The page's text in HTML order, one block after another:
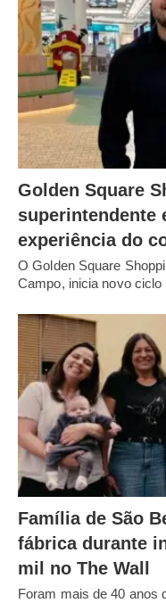
Golden Square
superintendente
experiência do
O Golden Square
Campo, inicia novo
Família de São
fábrica durante
mil no The Wall
Foram mais de 40 anos